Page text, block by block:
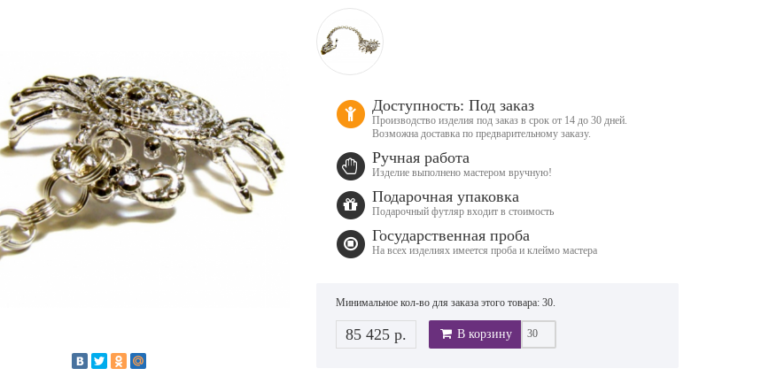
Доступность: Под заказ
Производство изделия под заказ в срок от 14 до 30 дней.
Возможна доставка по предварительному заказу.
Ручная работа
Изделие выполнено мастером вручную!
Подарочная упаковка
Подарочный футляр входит в стоимость
Государственная проба
На всех изделиях имеется проба и клеймо мастера
Минимальное кол-во для заказа этого товара: 30.
85 425 р. В корзину